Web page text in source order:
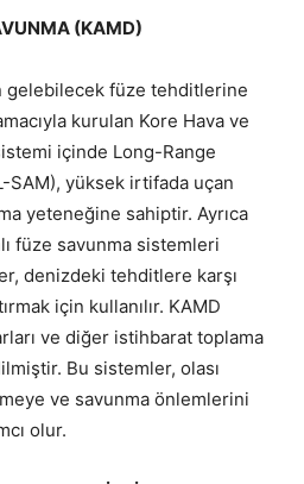
(KAMD)
gelebilecek füze tehditlerine
kurulan Kore Hava ve
içinde Long-Range
yüksek irtifada uçan
yeteneğine sahiptir. Ayrıca
füze savunma sistemleri
denizdeki tehditlere karşı
için kullanılır. KAMD
ve diğer istihbarat toplama
Bu sistemler, olası
ve savunma önlemlerini
olur.